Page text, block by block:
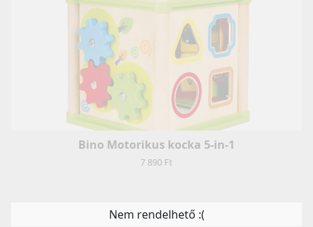
Bino Motorikus kocka 5-in-1
7 890 Ft
Nem rendelhető :(